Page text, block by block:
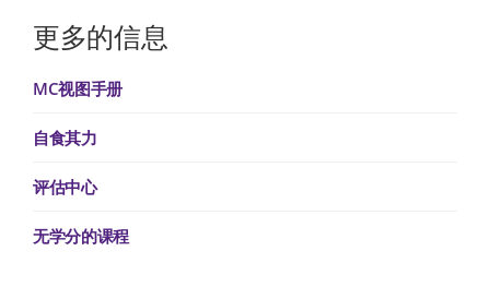
更多的信息
MC视图手册
自食其力
评估中心
无学分的课程